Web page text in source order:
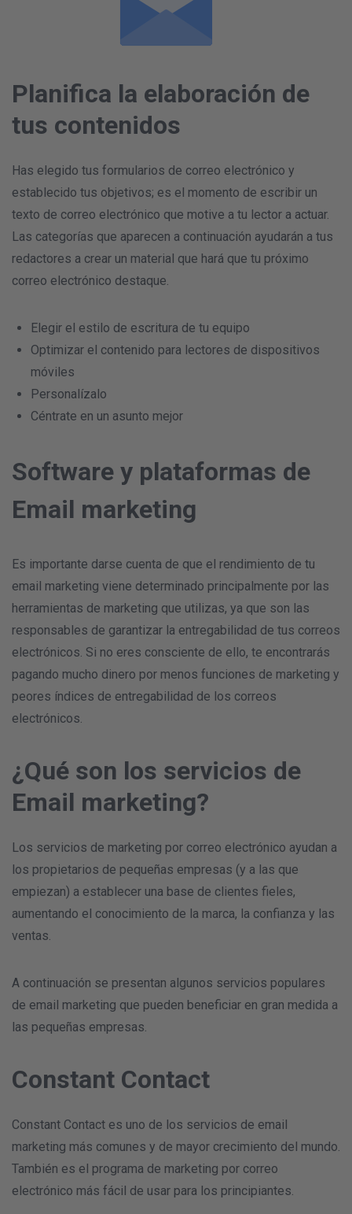
Planifica la elaboración de
tus contenidos
Has elegido tus formularios de correo electrónico y
establecido tus objetivos; es el momento de escribir un
texto de correo electrónico que motive a tu lector a actuar.
Las categorías que aparecen a continuación ayudarán a tus
redactores a crear un material que hará que tu próximo
correo electrónico destaque.
Elegir el estilo de escritura de tu equipo
Optimizar el contenido para lectores de dispositivos
móviles
Personalízalo
Céntrate en un asunto mejor
Software y plataformas de
Email marketing
Es importante darse cuenta de que el rendimiento de tu
email marketing viene determinado principalmente por las
herramientas de marketing que utilizas, ya que son las
responsables de garantizar la entregabilidad de tus correos
electrónicos. Si no eres consciente de ello, te encontrarás
pagando mucho dinero por menos funciones de marketing y
peores índices de entregabilidad de los correos
electrónicos.
¿Qué son los servicios de
Email marketing?
Los servicios de marketing por correo electrónico ayudan a
los propietarios de pequeñas empresas (y a las que
empiezan) a establecer una base de clientes fieles,
aumentando el conocimiento de la marca, la confianza y las
ventas.
A continuación se presentan algunos servicios populares
de email marketing que pueden beneficiar en gran medida a
las pequeñas empresas.
Constant Contact
Constant Contact es uno de los servicios de email
marketing más comunes y de mayor crecimiento del mundo.
También es el programa de marketing por correo
electrónico más fácil de usar para los principiantes.